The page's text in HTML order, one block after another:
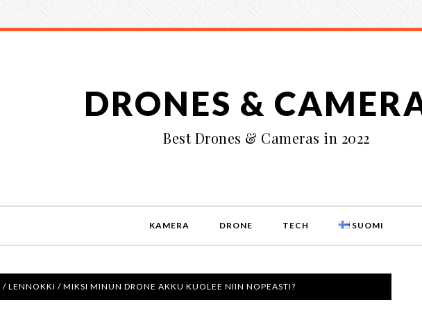
DRONES &
Best Drones & Cameras in 2022
KAMERA DRONE TECH SUOMI
/ LENNOKKI / MIKSI MINUN DRONE AKKU KUOLEE NIIN NOPEASTI?